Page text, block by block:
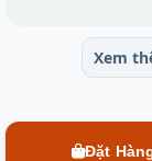
Xem
Đặt